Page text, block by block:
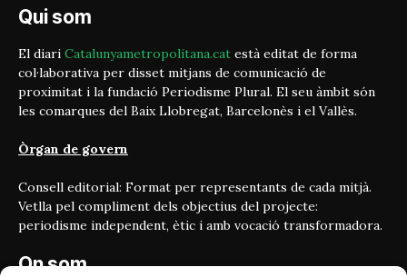
Qui som
El diari Catalunyametropolitana.cat està editat de forma
col·laborativa per disset mitjans de comunicació de
proximitat i la fundació Periodisme Plural. El seu àmbit són
les comarques del Baix Llobregat, Barcelonès i el Vallès.
Òrgan de govern
Consell editorial: Format per representants de cada mitjà.
Vetlla pel compliment dels objectius del projecte:
periodisme independent, ètic i amb vocació transformadora.
On som